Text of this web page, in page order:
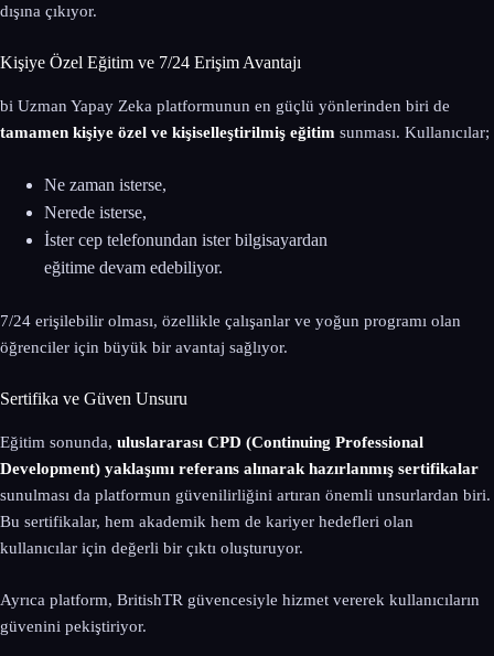
dışına çıkıyor.
Kişiye Özel Eğitim ve 7/24 Erişim Avantajı
bi Uzman Yapay Zeka platformunun en güçlü yönlerinden biri de
tamamen kişiye özel ve kişiselleştirilmiş eğitim sunması. Kullanıcılar;
Ne zaman isterse,
Nerede isterse,
İster cep telefonundan ister bilgisayardan
eğitime devam edebiliyor.
7/24 erişilebilir olması, özellikle çalışanlar ve yoğun programı olan
öğrenciler için büyük bir avantaj sağlıyor.
Sertifika ve Güven Unsuru
Eğitim sonunda, uluslararası CPD (Continuing Professional
Development) yaklaşımı referans alınarak hazırlanmış sertifikalar
sunulması da platformun güvenilirliğini artıran önemli unsurlardan biri.
Bu sertifikalar, hem akademik hem de kariyer hedefleri olan
kullanıcılar için değerli bir çıktı oluşturuyor.
Ayrıca platform, BritishTR güvencesiyle hizmet vererek kullanıcıların
güvenini pekiştiriyor.